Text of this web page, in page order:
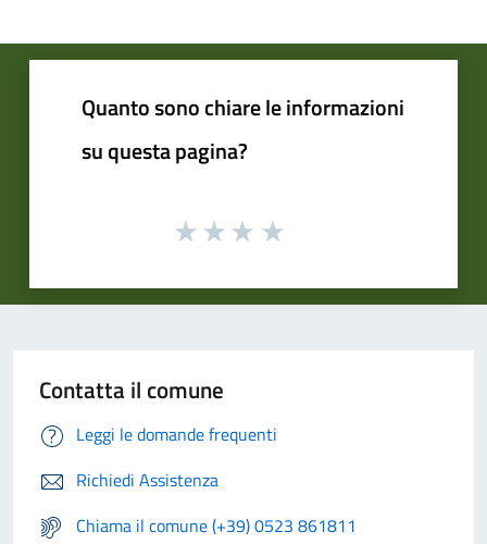
Quanto sono chiare le informazioni
su questa pagina?
Contatta il comune
Leggi le domande frequenti
Richiedi Assistenza
Chiama il comune (+39) 0523 861811